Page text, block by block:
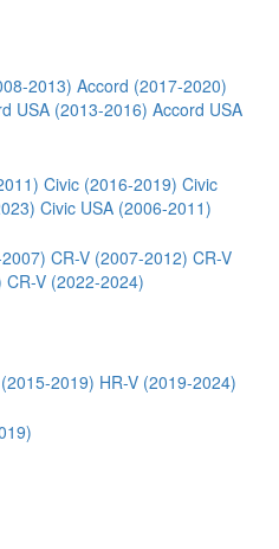
2013) Accord (2017-2020)
USA (2013-2016) Accord USA
Civic (2016-2019) Civic
Civic USA (2006-2011)
CR-V (2007-2012) CR-V
CR-V (2022-2024)
2019) HR-V (2019-2024)